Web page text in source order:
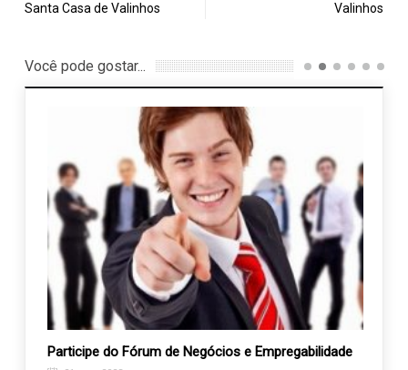
Santa Casa de Valinhos
Valinhos
Você pode gostar...
Participe do Fórum de Negócios e Empregabilidade